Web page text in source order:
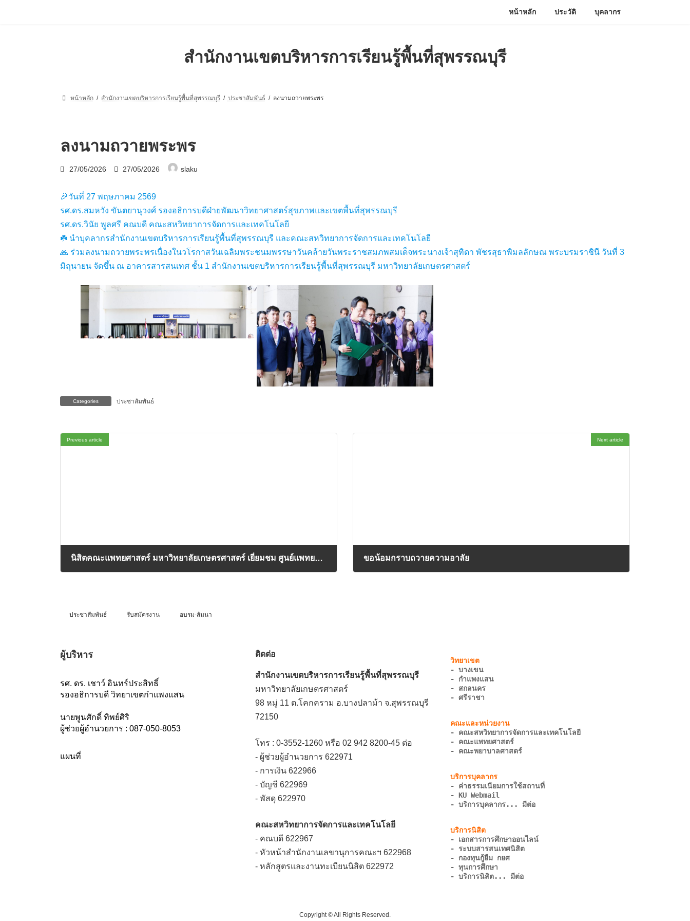
หน้าหลัก ประวัติ บุคลากร
สำนักงานเขตบริหารการเรียนรู้พื้นที่สุพรรณบุรี
หน้าหลัก สำนักงานเขตบริหารการเรียนรู้พื้นที่สุพรรณบุรี ประชาสัมพันธ์ ลงนามถวายพระพร
ลงนามถวายพระพร
27/05/2026
Last
updated
27/05/2026 slaku
🎉วันที่ 27 พฤษภาคม 2569
รศ.ดร.สมหวัง ขันตยานุวงศ์ รองอธิการบดีฝ่ายพัฒนาวิทยาศาสตร์สุขภาพและเขตพื้นที่สุพรรณบุรี
รศ.ดร.วินัย พูลศรี คณบดี คณะสหวิทยาการจัดการและเทคโนโลยี
☘️ นำบุคลากรสำนักงานเขตบริหารการเรียนรู้พื้นที่สุพรรณบุรี และคณะสหวิทยาการจัดการและเทคโนโลยี
🙏 ร่วมลงนามถวายพระพรเนื่องในวโรกาสวันเฉลิมพระชนมพรรษาวันคล้ายวันพระราชสมภพสมเด็จพระนางเจ้าสุทิดา พัชรสุธาพิมลลักษณ พระบรมราชินี วันที่ 3
มิถุนายน จัดขึ้น ณ อาคารสารสนเทศ ชั้น 1 สำนักงานเขตบริหารการเรียนรู้พื้นที่สุพรรณบุรี มหาวิทยาลัยเกษตรศาสตร์
Categories ประชาสัมพันธ์
Previous article
นิสิตคณะแพทยศาสตร์ มหาวิทยาลัยเกษตรศาสตร์ เยี่ยมชม ศูนย์แพทยศาสตรศึกษาชั้นคลินิก โรงพยาบาลเจ้าพระยายมราช สุพรรณบุรี
Next article
ขอน้อมกราบถวายความอาลัย
ประชาสัมพันธ์ รับสมัครงาน อบรม-สัมนา
ผู้บริหาร
รศ. ดร. เชาว์ อินทร์ประสิทธิ์
รองอธิการบดี วิทยาเขตกำแพงแสน
นายพูนศักดิ์ ทิพย์ศิริ
ผู้ช่วยผู้อำนวยการ : 087-050-8053
แผนที่
ติดต่อ
สำนักงานเขตบริหารการเรียนรู้พื้นที่สุพรรณบุรี
มหาวิทยาลัยเกษตรศาสตร์
98 หมู่ 11 ต.โคกคราม อ.บางปลาม้า จ.สุพรรณบุรี
72150
โทร : 0-3552-1260 หรือ 02 942 8200-45 ต่อ
- ผู้ช่วยผู้อำนวยการ 622971
- การเงิน 622966
- บัญชี 622969
- พัสดุ 622970
คณะสหวิทยาการจัดการและเทคโนโลยี
- คณบดี 622967
- หัวหน้าสำนักงานเลขานุการคณะฯ 622968
- หลักสูตรและงานทะเบียนนิสิต 622972
- บางเขน
- กำแพงแสน
- สกลนคร
- ศรีราชา
- คณะสหวิทยาการจัดการและเทคโนโลยี
- คณะแพทยศาสตร์
- คณะพยาบาลศาสตร์
- ค่าธรรมเนียมการใช้สถานที่
- KU Webmail
- บริการบุคลากร... มีต่อ
- เอกสารการศึกษาออนไลน์
- ระบบสารสนเทศนิสิต
- กองทุนกู้ยืม กยศ
- ทุนการศึกษา
- บริการนิสิต... มีต่อ
Copyright © All Rights Reserved.